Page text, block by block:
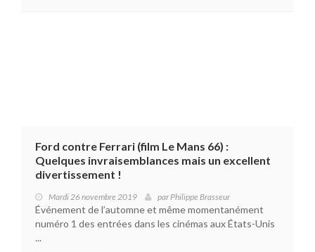
Ford contre Ferrari (film Le Mans 66) :
Quelques invraisemblances mais un excellent
divertissement !
Mardi 26 novembre 2019 parPhilippe Brasseur
Événement de l’automne et même momentanément
numéro 1 des entrées dans les cinémas aux États-Unis
...